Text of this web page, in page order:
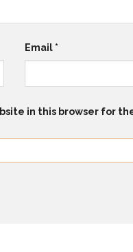
Email *
in this browser for